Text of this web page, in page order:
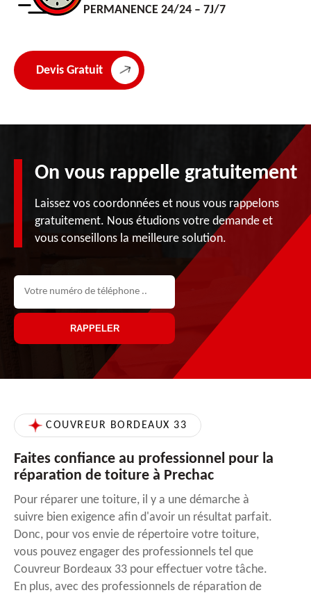
PERMANENCE 24/24 – 7J/7
Devis Gratuit
On vous rappelle gratuitement
Laissez vos coordonnées et nous vous rappelons
gratuitement. Nous étudions votre demande et
vous conseillons la meilleure solution.
COUVREUR BORDEAUX 33
Faites confiance au professionnel pour la
réparation de toiture à Prechac
Pour réparer une toiture, il y a une démarche à
suivre bien exigence afin d'avoir un résultat parfait.
Donc, pour vos envie de répertoire votre toiture,
vous pouvez engager des professionnels tel que
Couvreur Bordeaux 33 pour effectuer votre tâche.
En plus, avec des professionnels de réparation de